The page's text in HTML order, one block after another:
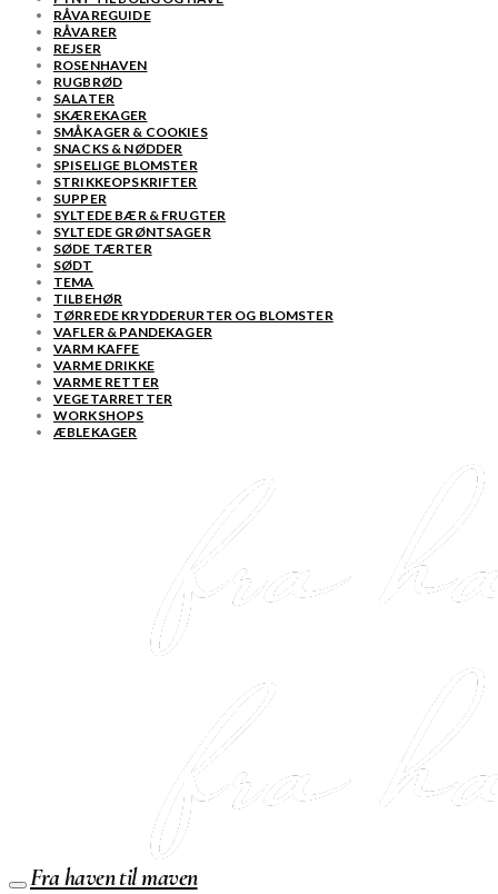
RÅVAREGUIDE
RÅVARER
REJSER
ROSENHAVEN
RUGBRØD
SALATER
SKÆREKAGER
SMÅKAGER & COOKIES
SNACKS & NØDDER
SPISELIGE BLOMSTER
STRIKKEOPSKRIFTER
SUPPER
SYLTEDE BÆR & FRUGTER
SYLTEDE GRØNTSAGER
SØDE TÆRTER
SØDT
TEMA
TILBEHØR
TØRREDE KRYDDERURTER OG BLOMSTER
VAFLER & PANDEKAGER
VARM KAFFE
VARME DRIKKE
VARME RETTER
VEGETARRETTER
WORKSHOPS
ÆBLEKAGER
Fra haven til maven